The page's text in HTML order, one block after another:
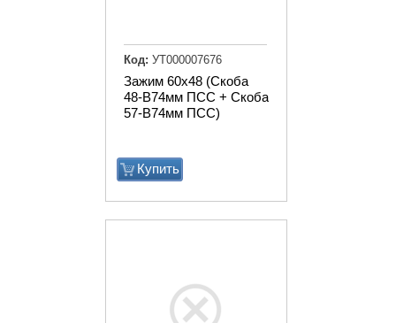
Зажим 60х48 (Скоба
48-В74мм ПСС + Скоба
57-В74мм ПСС)
Купить
Код: УТ000007676